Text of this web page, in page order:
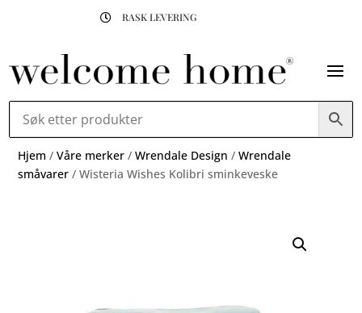
 RASK LEVERING
Hjem /Våre merker /Wrendale Design /Wrendale
småvarer / Wisteria Wishes Kolibri sminkeveske